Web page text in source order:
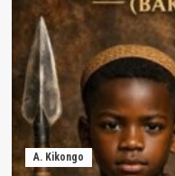
A. Kikongo